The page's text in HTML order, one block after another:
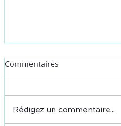
Maîtrisez l'art du chien de
et travailler en parfaite
Commentaires
Rédigez un commentaire...